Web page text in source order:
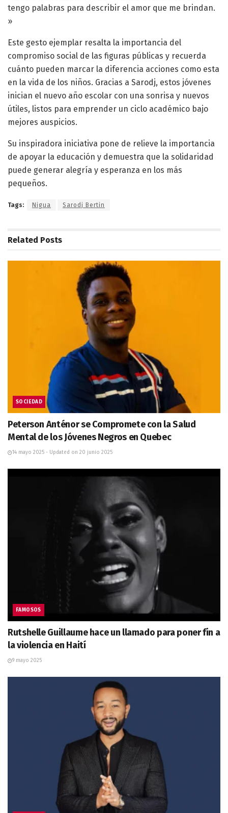
tengo palabras para describir el amor que me brindan.
»
Este gesto ejemplar resalta la importancia del
compromiso social de las figuras públicas y recuerda
cuánto pueden marcar la diferencia acciones como esta
en la vida de los niños. Gracias a Sarodj, estos jóvenes
inician el nuevo año escolar con una sonrisa y nuevos
útiles, listos para emprender un ciclo académico bajo
mejores auspicios.
Su inspiradora iniciativa pone de relieve la importancia
de apoyar la educación y demuestra que la solidaridad
puede generar alegría y esperanza en los más
pequeños.
Tags: Nigua Sarodj Bertin
Related Posts
SOCIEDAD
Peterson Anténor se Compromete con la Salud
Mental de los Jóvenes Negros en Quebec
14 mayo 2025 - Updated on 20 junio 2025
FAMOSOS
Rutshelle Guillaume hace un llamado para poner fin a
la violencia en Haití
9 mayo 2025